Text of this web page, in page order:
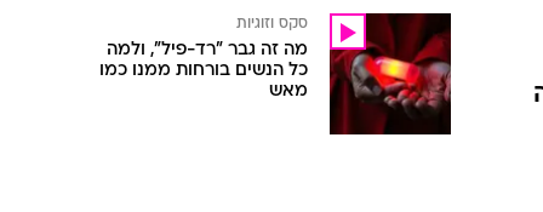
סקס וזוגיות
מה זה גבר "רד-פיל", ולמה
כל הנשים בורחות ממנו כמו
מאש